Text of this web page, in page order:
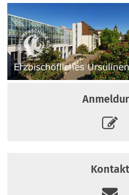
Zum Inhalt springen
Kontakt